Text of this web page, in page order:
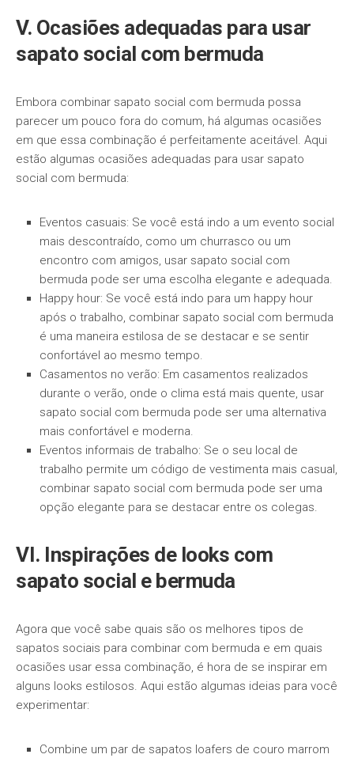
V. Ocasiões adequadas para usar
sapato social com bermuda
Embora combinar sapato social com bermuda possa
parecer um pouco fora do comum, há algumas ocasiões
em que essa combinação é perfeitamente aceitável. Aqui
estão algumas ocasiões adequadas para usar sapato
social com bermuda:
Eventos casuais: Se você está indo a um evento social
mais descontraído, como um churrasco ou um
encontro com amigos, usar sapato social com
bermuda pode ser uma escolha elegante e adequada.
Happy hour: Se você está indo para um happy hour
após o trabalho, combinar sapato social com bermuda
é uma maneira estilosa de se destacar e se sentir
confortável ao mesmo tempo.
Casamentos no verão: Em casamentos realizados
durante o verão, onde o clima está mais quente, usar
sapato social com bermuda pode ser uma alternativa
mais confortável e moderna.
Eventos informais de trabalho: Se o seu local de
trabalho permite um código de vestimenta mais casual,
combinar sapato social com bermuda pode ser uma
opção elegante para se destacar entre os colegas.
VI. Inspirações de looks com
sapato social e bermuda
Agora que você sabe quais são os melhores tipos de
sapatos sociais para combinar com bermuda e em quais
ocasiões usar essa combinação, é hora de se inspirar em
alguns looks estilosos. Aqui estão algumas ideias para você
experimentar:
Combine um par de sapatos loafers de couro marrom